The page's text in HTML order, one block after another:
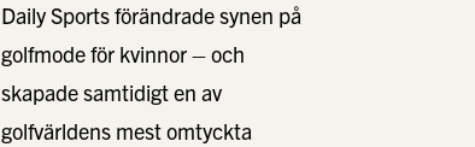
Daily Sports förändrade synen på
golfmode för kvinnor – och
skapade samtidigt en av
golfvärldens mest omtyckta